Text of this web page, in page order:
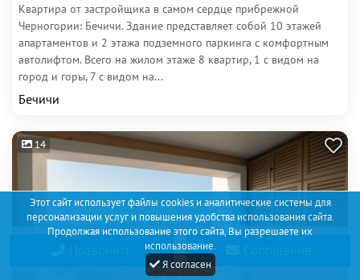
Этот сайт использует файлы cookies и аналитические системы для
персонализации услуг и повышения удобства использования сайта.
Продолжая использование этого сайта, Вы разрешаете их
использование.
Я согласен
Квартира от застройщика в самом сердце прибрежной
Черногории: Бечичи. Здание представляет собой 10 этажей
апартаментов и 2 этажа подземного паркинга с комфортным
автолифтом. Всего на жилом этаже 8 квартир, 1 с видом на
город и горы, 7 с видом на...
Бечичи
14
Позвонить Сообщение